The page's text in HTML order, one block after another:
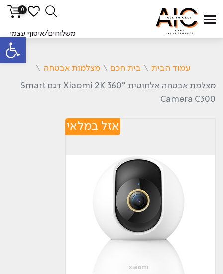
פתח
0
משלוחים/איסוף עצמי
עמוד הבית \ בית חכם \ מצלמות אבטחה \
מצלמת אבטחה אלחוטית 360° Xiaomi 2K דגם Smart
Camera C300
אזל במלאי